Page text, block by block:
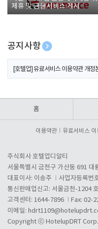
제휴 및 금융서비스 게시
공지사항
[호텔업] 개인정보 처리방침 개정본1
[호텔업] 유료서비스 이용약관 개정
홈
이용약관 유료서비스 이
주식회사 호텔업디알티
서울특별시 금천구 가산동 691 대
대표이사: 이송주
사업자등록번
통신판매업신고: 서울금천-1204 호
고객센터: 1644-7896
Fax: 02-
이메일:
Copyright ⓒ HotelupDRT